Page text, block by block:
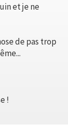
et je ne
de pas trop
!